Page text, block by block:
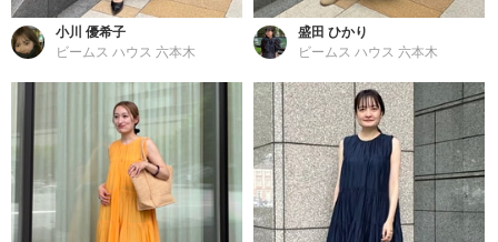
小川 優希子
ビームス ハウス 六本木
盛田 ひかり
ビームス ハウス 六本木